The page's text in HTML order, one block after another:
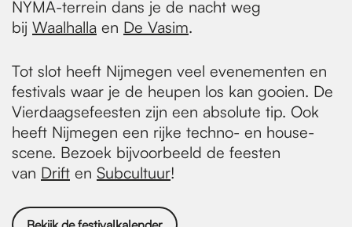
NYMA-terrein dans je de nacht weg
bij Waalhalla en De Vasim.
Tot slot heeft Nijmegen veel evenementen en
festivals waar je de heupen los kan gooien. De
Vierdaagsefeesten zijn een absolute tip. Ook
heeft Nijmegen een rijke techno- en house-
scene. Bezoek bijvoorbeeld de feesten
van Drift en Subcultuur!